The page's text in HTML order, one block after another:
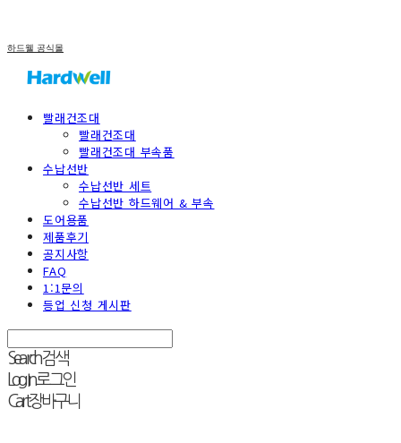
하드웰 공식몰
빨래건조대
빨래건조대
빨래건조대 부속품
수납선반
수납선반 세트
수납선반 하드웨어 & 부속
도어용품
제품후기
공지사항
FAQ
1:1문의
등업 신청 게시판
Search검색
Log In로그인
Cart장바구니